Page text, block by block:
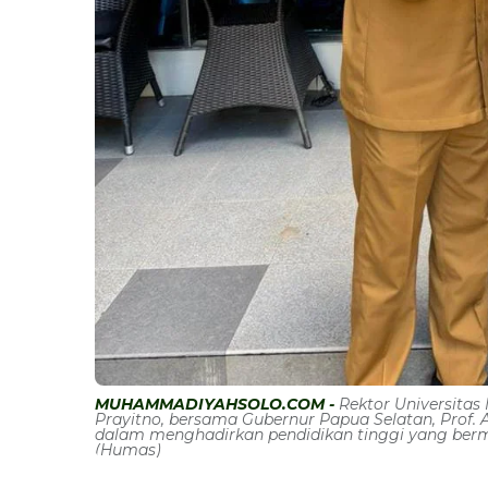
MUHAMMADIYAHSOLO.COM - Rektor Universitas
Prayitno, bersama Gubernur Papua Selatan,
dalam menghadirkan pendidikan tinggi yang
(Humas)